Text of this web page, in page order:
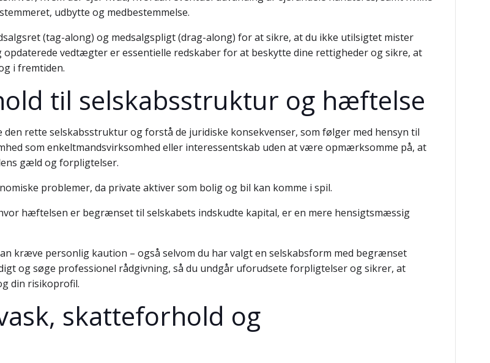
udbytte og medbestemmelse.
(tag-along) og medsalgspligt (drag-along) for at sikre, at du ikke utilsigtet mister
vedtægter er essentielle redskaber for at beskytte dine rettigheder og sikre, at
i fremtiden.
til selskabsstruktur og hæftelse
rette selskabsstruktur og forstå de juridiske konsekvenser, som følger med hensyn til
som enkeltmandsvirksomhed eller interessentskab uden at være opmærksomme på, at
gæld og forpligtelser.
problemer, da private aktiver som bolig og bil kan komme i spil.
hæftelsen er begrænset til selskabets indskudte kapital, er en mere hensigtsmæssig
kræve personlig kaution – også selvom du har valgt en selskabsform med begrænset
og søge professionel rådgivning, så du undgår uforudsete forpligtelser og sikrer, at
din risikoprofil.
skatteforhold og